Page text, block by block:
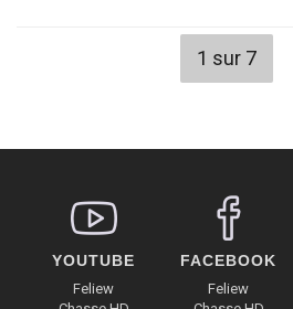
1 sur 7
YOUTUBE
Feliew
FACEBOOK
Feliew